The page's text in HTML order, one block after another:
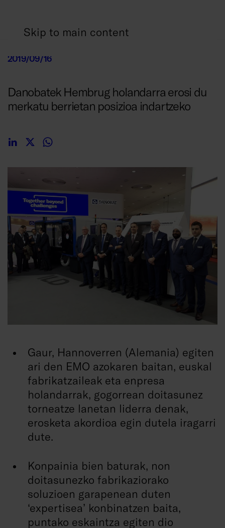
Skip to main content
2019/09/16
Danobatek Hembrug holandarra erosi du
merkatu berrietan posizioa indartzeko
Gaur, Hannoverren (Alemania) egiten
ari den EMO azokaren baitan, euskal
fabrikatzaileak eta enpresa
holandarrak, gogorrean doitasunez
torneatze lanetan liderra denak,
erosketa akordioa egin dutela iragarri
dute.
Konpainia bien baturak, non
doitasunezko fabrikaziorako
soluzioen garapenean duten
‘expertisea’ konbinatzen baita,
puntako eskaintza egiten dio